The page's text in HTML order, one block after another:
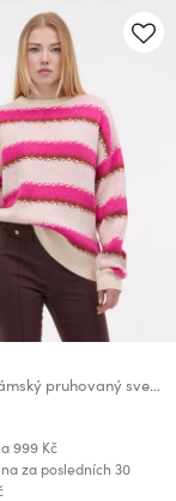
Růžový dámský pruhovaný svetr ORSAY
999 Kč
za posledních 30